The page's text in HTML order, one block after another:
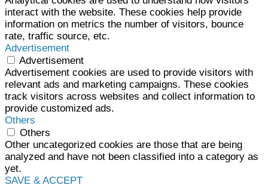
interact with the website. These cookies help provide
information on metrics the number of visitors, bounce
rate, traffic source, etc.
Advertisement
Advertisement
Advertisement cookies are used to provide visitors with
relevant ads and marketing campaigns. These cookies
track visitors across websites and collect information to
provide customized ads.
Others
Others
Other uncategorized cookies are those that are being
analyzed and have not been classified into a category as
yet.
SAVE & ACCEPT